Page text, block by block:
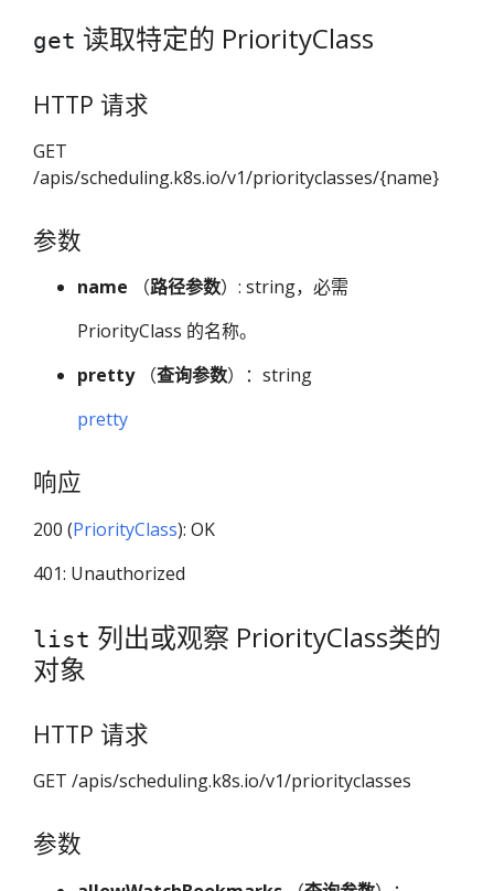
get 读取特定的 PriorityClass
HTTP 请求
GET
/apis/scheduling.k8s.io/v1/priorityclasses/{name}
参数
name （路径参数）: string，必需
PriorityClass 的名称。
pretty（查询参数）：string
pretty
响应
200 (PriorityClass): OK
401: Unauthorized
list 列出或观察 PriorityClass类的
对象
HTTP 请求
GET /apis/scheduling.k8s.io/v1/priorityclasses
参数